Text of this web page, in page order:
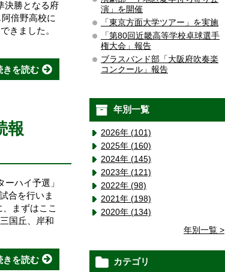
決勝となる府
倍野高校に
きました。
きを読む
報
ハイ予選」
合を行いま
まずはここ
国丘、岸和
きを読む
演」を開催
「東京方面大学ツアー」を実施
「第80回近畿高等学校卓球選手
権大会」報告
ブラスバンド部「大阪府吹奏楽
コンクール」報告
年別一覧
2026年 (101)
2025年 (160)
2024年 (145)
2023年 (121)
2022年 (98)
2021年 (198)
2020年 (134)
年別一覧 >
カテゴリ